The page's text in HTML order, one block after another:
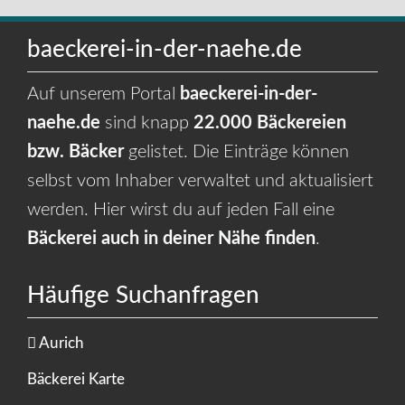
baeckerei-in-der-naehe.de
Auf unserem Portal
baeckerei-in-der-
naehe.de sind knapp 22.000 Bäckereien
bzw. Bäckergelistet. Die Einträge können
selbst vom Inhaber verwaltet und aktualisiert
werden. Hier wirst du auf jeden Fall eine
Bäckerei auch in deiner Nähe finden.
Häufige Suchanfragen
Aurich
Bäckerei Karte